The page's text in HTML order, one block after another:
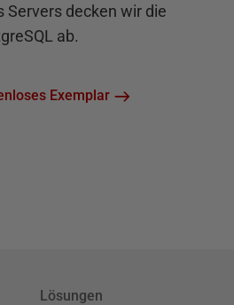
Servers decken wir die
ab.
Exemplar
Lösungen